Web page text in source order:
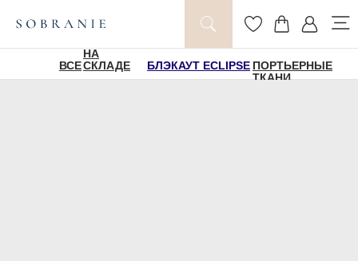
ВСЕ
НА
СКЛАДЕ
БЛЭКАУТ ECLIPSE ПОРТЬЕРНЫЕ
ТКАНИ